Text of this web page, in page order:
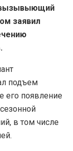
вызывыющий
заявил
подъем
его появление
в том числе